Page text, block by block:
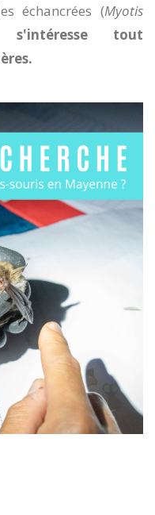
échancrées (Myotis
s'intéresse tout